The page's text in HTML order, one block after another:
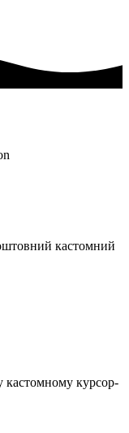
кастомний
кастомному курсор-